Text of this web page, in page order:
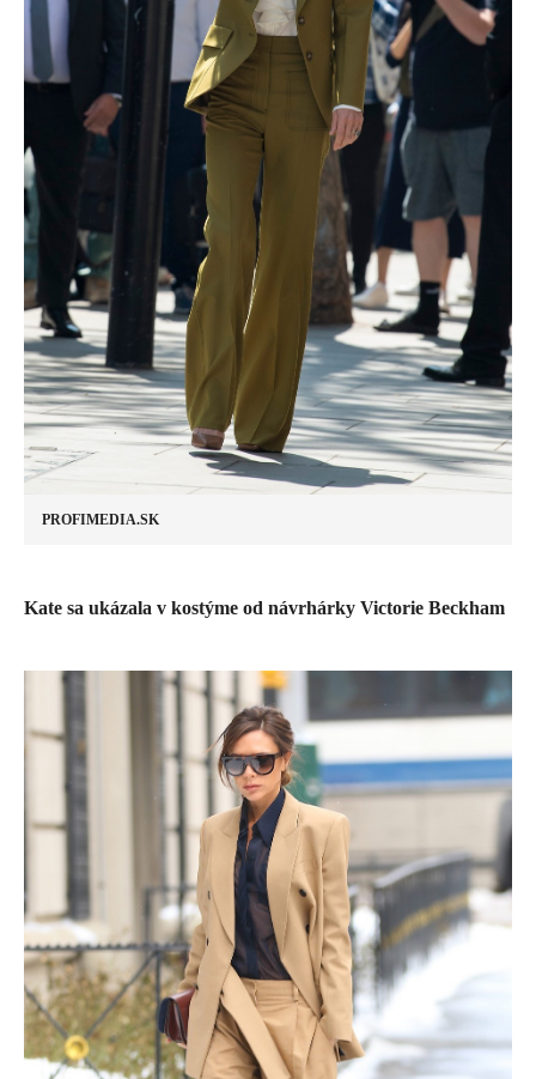
PROFIMEDIA.SK
​Kate sa ukázala v kostýme od návrhárky Victorie Beckham